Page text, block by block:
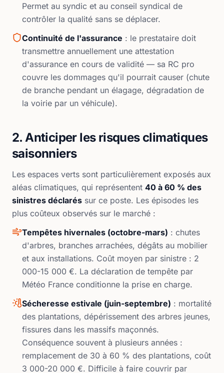
Permet au syndic et au conseil syndical de
contrôler la qualité sans se déplacer.
Continuité de l'assurance : le prestataire doit
transmettre annuellement une attestation
d'assurance en cours de validité — sa RC pro
couvre les dommages qu'il pourrait causer (chute
de branche pendant un élagage, dégradation de
la voirie par un véhicule).
2. Anticiper les risques climatiques
saisonniers
Les espaces verts sont particulièrement exposés aux
aléas climatiques, qui représentent 40 à 60 % des
sinistres déclarés sur ce poste. Les épisodes les
plus coûteux observés sur le marché :
Tempêtes hivernales (octobre-mars) : chutes
d'arbres, branches arrachées, dégâts au mobilier
et aux installations. Coût moyen par sinistre : 2
000-15 000 €. La déclaration de tempête par
Météo France conditionne la prise en charge.
Sécheresse estivale (juin-septembre) : mortalité
des plantations, dépérissement des arbres jeunes,
fissures dans les massifs maçonnés.
Conséquence souvent à plusieurs années :
remplacement de 30 à 60 % des plantations, coût
3 000-20 000 €. Difficile à faire couvrir par